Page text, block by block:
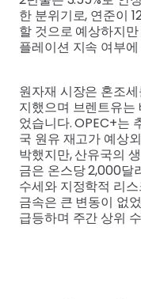
한 분위기로, 연준이
할 것으로 예상하지
플레이션 지속 여부
원자재 시장은 혼조
지했으며 브렌트유
었습니다. OPEC+는
국 원유 재고가 예상
박했지만, 산유국의
금은 온스당 2,000달
수세와 지정학적 리
금속은 큰 변동이 없
급등하며 주간 상위